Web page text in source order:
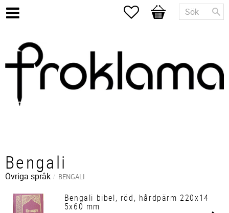
Favoriter
Kundvagn
Bengali
Övriga språk BENGALI
Bengali bibel, röd, hårdpärm 220x14
5x60 mm